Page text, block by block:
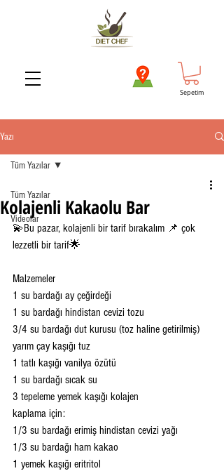
Sepetim
Yazı
Tüm Yazılar
Videolar
Tüm Yazılar
Kolajenli Kakaolu Bar
💫Bu pazar, kolajenli bir tarif bırakalım 📌 çok
lezzetli bir tarif🌟
Malzemeler
1 su bardağı ay çeğirdeği
1 su bardağı hindistan cevizi tozu
3/4 su bardağı dut kurusu (toz haline getirilmiş)
yarım çay kaşığı tuz
1 tatlı kaşığı vanilya özütü
1 su bardağı sıcak su
3 tepeleme yemek kaşığı kolajen
kaplama için:
1/3 su bardağı erimiş hindistan cevizi yağı
1/3 su bardağı ham kakao
1 yemek kaşığı eritritol